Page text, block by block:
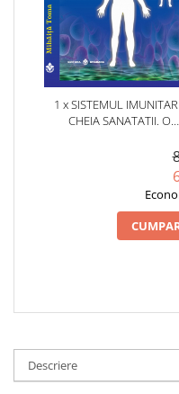
1 x SISTEMUL
CHEIA SANATATII. O
A 4-A, REVIZUITA SI
Descriere